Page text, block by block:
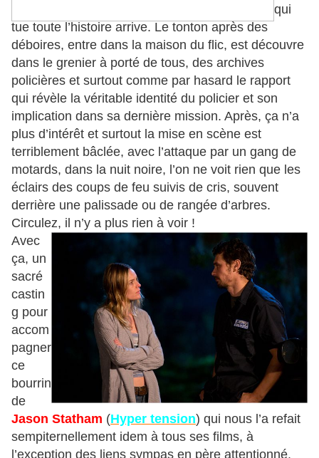
qui
tue toute l’histoire arrive. Le tonton après des
déboires, entre dans la maison du flic, est découvre
dans le grenier à porté de tous, des archives
policières et surtout comme par hasard le rapport
qui révèle la véritable identité du policier et son
implication dans sa dernière mission. Après, ça n’a
plus d’intérêt et surtout la mise en scène est
terriblement bâclée, avec l’attaque par un gang de
motards, dans la nuit noire, l’on ne voit rien que les
éclairs des coups de feu suivis de cris, souvent
derrière une palissade ou de rangée d’arbres.
Circulez, il n’y a plus rien à voir !
Avec
ça, un
sacré
castin
g pour
accom
pagner
ce
bourrin
de
Jason Statham (Hyper tension) qui nous l’a refait
sempiternellement idem à tous ses films, à
l’exception des liens sympas en père attentionné.